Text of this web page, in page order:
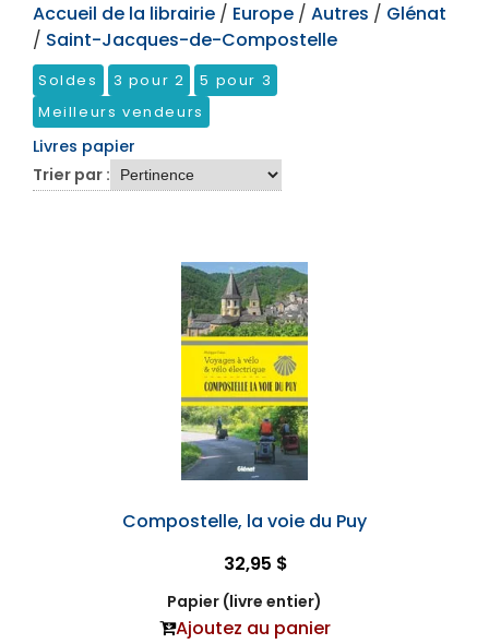
Accueil de la librairie / Europe / Autres / Glénat
/ Saint-Jacques-de-Compostelle
Soldes 3 pour 2
5 pour 3
Meilleurs vendeurs
Livres papier
Trier par :
Compostelle, la voie du Puy
32,95 $
Papier (livre entier)
Ajoutez au panier